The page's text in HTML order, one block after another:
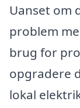
Uanset om
problem
brug for
opgradere
lokal